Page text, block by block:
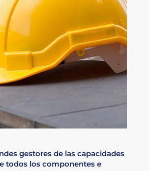
gestores de las capacidades
todos los componentes e